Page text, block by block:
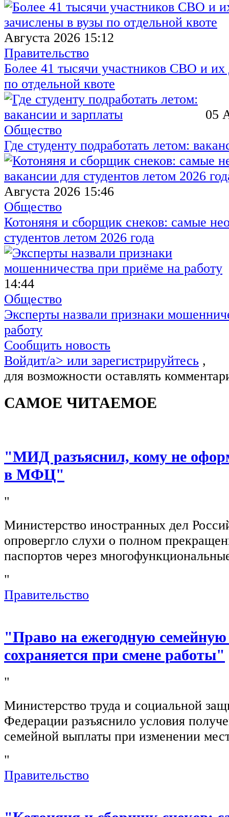
Августа 2026 15:12
Правительство
Более 41 тысячи участников СВО и их
по отдельной квоте
05
Общество
Где студенту подработать летом:
Августа 2026 15:46
Общество
Котоняня и сборщик снеков: самые
студентов летом 2026 года
14:44
Общество
Эксперты назвали признаки
работу
Сообщить новость
Войдит/a> или зарегистрируйтесь ,
для возможности оставлять
САМОЕ ЧИТАЕМОЕ
"МИД разъяснил, кому не
в МФЦ"
"
Министерство иностранных дел
опровергло слухи о полном
паспортов через
"
Правительство
"Право на ежегодную
сохраняется при смене работы"
"
Министерство труда и социальной
Федерации разъяснило условия
семейной выплаты при изменении
"
Правительство